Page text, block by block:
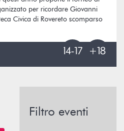
per ricordare Giovanni
Civica di Rovereto scomparso
Filtro eventi